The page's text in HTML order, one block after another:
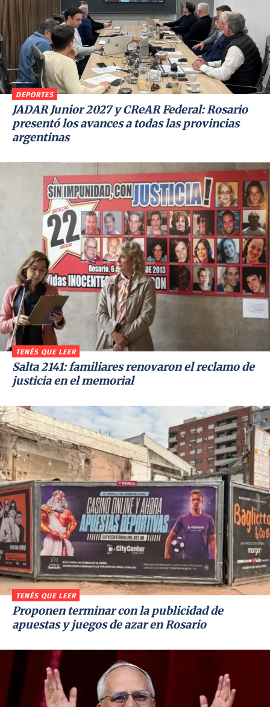
DEPORTES
JADAR Junior 2027 y CReAR Federal: Rosario
presentó los avances a todas las provincias
argentinas
TENÉS QUE LEER
Salta 2141: familiares renovaron el reclamo de
justicia en el memorial
TENÉS QUE LEER
Proponen terminar con la publicidad de
apuestas y juegos de azar en Rosario